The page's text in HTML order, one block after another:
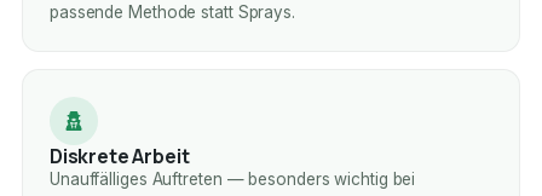
passende Methode statt Sprays.
Diskrete Arbeit
Unauffälliges Auftreten — besonders wichtig bei